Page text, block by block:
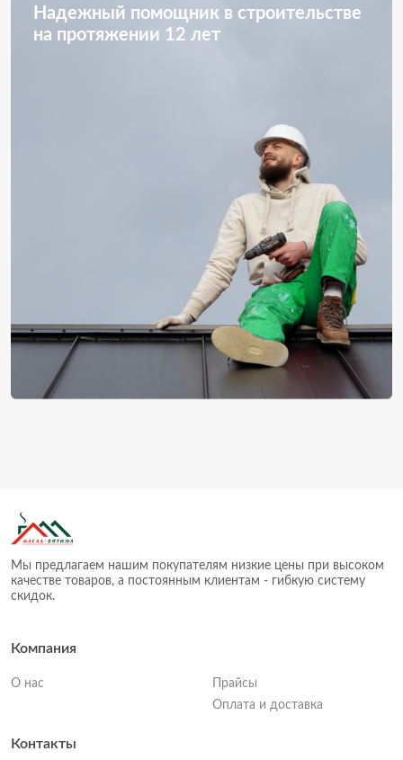
Надежный помощник в строительстве
на протяжении 12 лет
Мы предлагаем нашим покупателям низкие цены при высоком
качестве товаров, а постоянным клиентам - гибкую систему
скидок.
Компания
О нас
Прайсы
Оплата и доставка
Контакты